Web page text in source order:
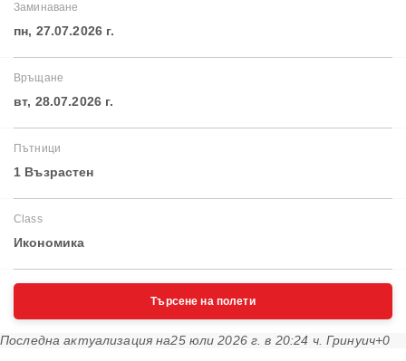
Заминаване
пн, 27.07.2026 г.
Връщане
вт, 28.07.2026 г.
Пътници
1 Възрастен
Class
Икономика
Търсене на полети
Последна актуализация на25 юли 2026 г. в 20:24 ч. Гринуич+0